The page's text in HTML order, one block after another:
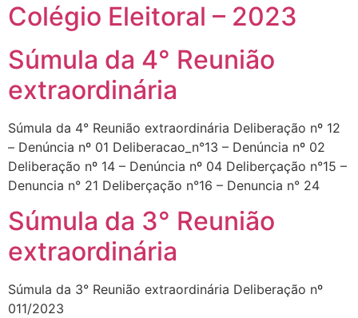
Colégio Eleitoral – 2023
Súmula da 4° Reunião
extraordinária
Súmula da 4° Reunião extraordinária Deliberação nº 12
– Denúncia nº 01 Deliberacao_n°13 – Denúncia nº 02
Deliberação nº 14 – Denúncia nº 04 Deliberçação n°15 –
Denuncia n° 21 Deliberçação n°16 – Denuncia n° 24
Súmula da 3° Reunião
extraordinária
Súmula da 3° Reunião extraordinária Deliberação nº
011/2023